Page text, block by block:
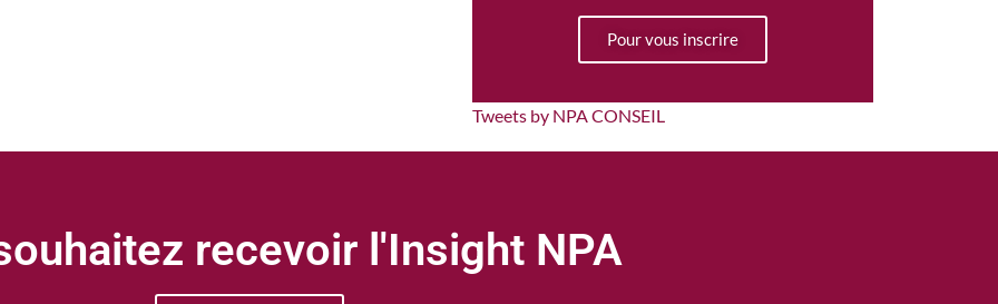
Pour vous inscrire
Tweets by NPA CONSEIL
recevoir l'Insight NPA